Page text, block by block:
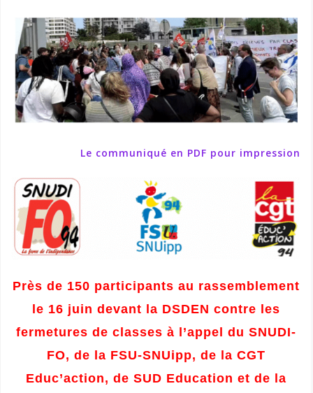
Le communiqué en PDF pour impression
Près de 150 participants au rassemblement
le 16 juin devant la DSDEN contre les
fermetures de classes à l’appel du SNUDI-
FO, de la FSU-SNUipp, de la CGT
Educ’action, de SUD Education et de la